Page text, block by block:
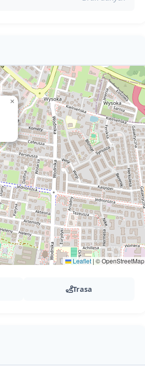
×
Leaflet | © OpenStreetMap
Trasa